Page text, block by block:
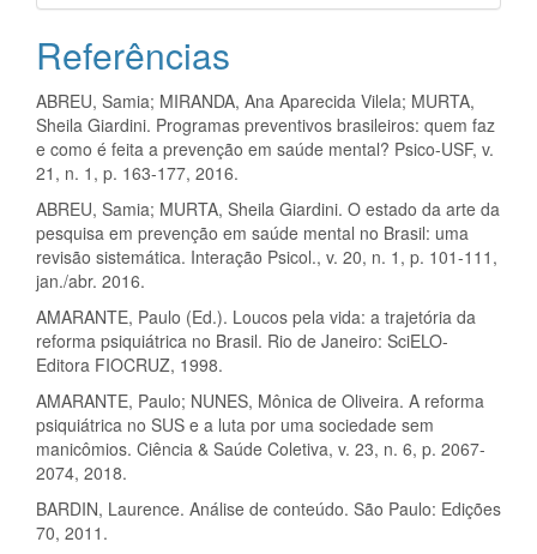
Referências
ABREU, Samia; MIRANDA, Ana Aparecida Vilela; MURTA,
Sheila Giardini. Programas preventivos brasileiros: quem faz
e como é feita a prevenção em saúde mental? Psico-USF, v.
21, n. 1, p. 163-177, 2016.
ABREU, Samia; MURTA, Sheila Giardini. O estado da arte da
pesquisa em prevenção em saúde mental no Brasil: uma
revisão sistemática. Interação Psicol., v. 20, n. 1, p. 101-111,
jan./abr. 2016.
AMARANTE, Paulo (Ed.). Loucos pela vida: a trajetória da
reforma psiquiátrica no Brasil. Rio de Janeiro: SciELO-
Editora FIOCRUZ, 1998.
AMARANTE, Paulo; NUNES, Mônica de Oliveira. A reforma
psiquiátrica no SUS e a luta por uma sociedade sem
manicômios. Ciência & Saúde Coletiva, v. 23, n. 6, p. 2067-
2074, 2018.
BARDIN, Laurence. Análise de conteúdo. São Paulo: Edições
70, 2011.